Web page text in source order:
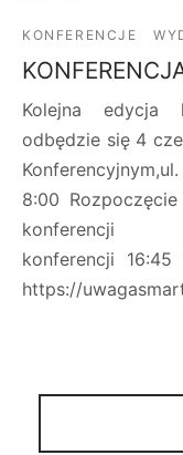
KONFERENCJE
Kolejna edycja
odbędzie się 4
8:00
konferencji
konferencji 16:45
https://